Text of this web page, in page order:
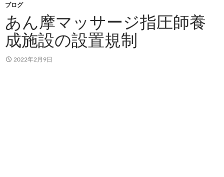
ブログ
あん摩マッサージ指圧師養
成施設の設置規制
2022年2月9日